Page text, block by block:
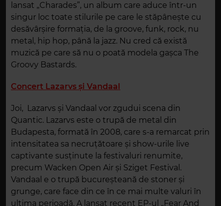
lansat „Charades”, un album care aduce într-un
singur loc toate stilurile pe care le stăpânește cu
desăvârșire formația, de la groove, funk, rock, nu
metal, hip hop, până la jazz. Nu cred că există
muzică pe care să nu o poată modela gașca The
Groovy Bastards.
Concert Lazarvs și Vandaal
Joi, Lazarvs și Vandaal vor zgudui scena din
Quantic. Lazarvs este o trupă de metal din
Budapesta, formată în 2008, care s-a remarcat prin
intensitatea sa necruțătoare și show-urile live
captivante susținute la festivaluri renumite,
precum Wacken Open Air și Sziget Festival.
Vandaal e o trupă bucureșteană de stoner și
grunge, care face din ce în ce mai multe valuri în
ultima perioadă. A lansat recent EP-ul „Fear And